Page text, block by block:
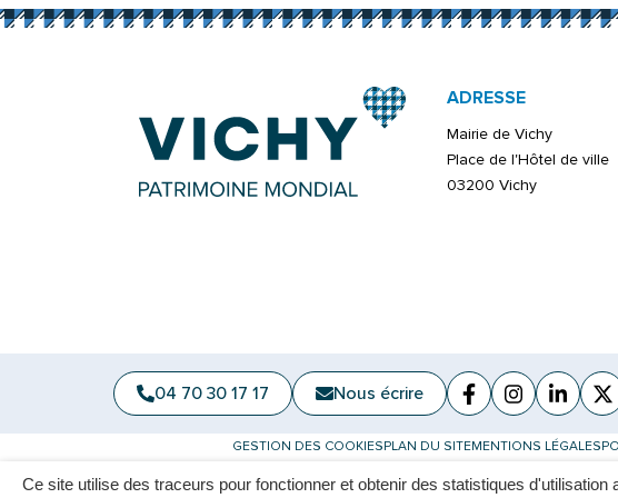
Ce site utilise des traceurs pour fonctionner et obtenir des statistiques
ADRESSE
Mairie de Vichy
Place de l'Hôtel de ville
03200 Vichy
04 70 30 17 17 Nous écrire
Facebook
(ouverture dans
Instagram
(ouvertureX
GESTION DES COOKIESPLAN DU SITEMENTIONS LÉGALES